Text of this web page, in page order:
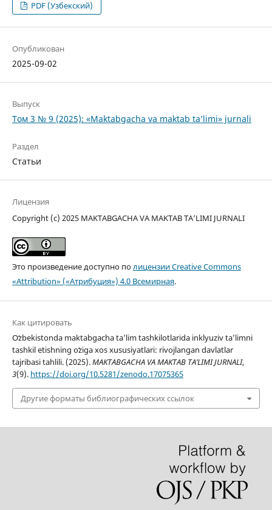
PDF (Узбекский)
Опубликован
2025-09-02
Выпуск
Том 3 № 9 (2025): «Maktabgacha va maktab ta’limi» jurnali
Раздел
Статьи
Лицензия
Copyright (c) 2025 MAKTABGACHA VA MAKTAB TA’LIMI JURNALI
Это произведение доступно полицензии Creative Commons
«Attribution» («Атрибуция») 4.0 Всемирная.
Как цитировать
Oʻzbekistonda maktabgacha taʼlim tashkilotlarida inklyuziv taʼlimni
tashkil etishning oʻziga xos xususiyatlari: rivojlangan davlatlar
tajribasi tahlili. (2025).MAKTABGACHA VA MAKTAB TA’LIMI JURNALI,
3(9). https://doi.org/10.5281/zenodo.17075365
Другие форматы библиографических ссылок